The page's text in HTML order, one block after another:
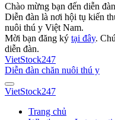
Chào mừng bạn đến diễn
Diễn đàn là nơi hội tụ kiến
nuôi thú y Việt Nam.
Mời bạn đăng ký tại đây.
diễn đàn.
VietStock247
Diễn đàn chăn nuôi thú y
VietStock247
Trang chủ